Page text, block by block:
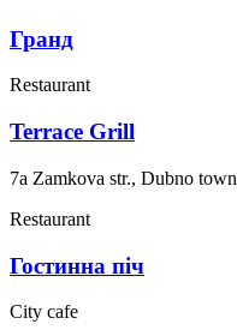
Гранд
Restaurant
Terrace Grill
7a Zamkova str., Dubno town
Restaurant
Гостинна піч
City cafe